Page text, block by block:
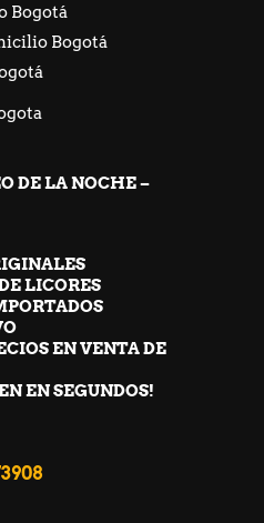
Bogotá
Bogotá
DE LA NOCHE –
LICORES
EN VENTA DE
EN SEGUNDOS!